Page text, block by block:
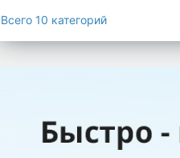
Для сыпучих товаров
Мешки
Пакеты
Пленка
Всего 10 категорий